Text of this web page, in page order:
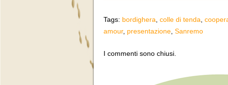
Tags: bordighera colle di tenda
amour, presentazione Sanremo
I commenti sono chiusi.